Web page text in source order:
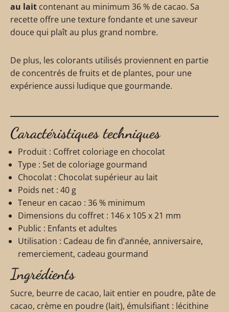
au lait contenant au minimum 36 % de cacao. Sa
recette offre une texture fondante et une saveur
douce qui plaît au plus grand nombre.
De plus, les colorants utilisés proviennent en partie
de concentrés de fruits et de plantes, pour une
expérience aussi ludique que gourmande.
Caractéristiques techniques
Produit : Coffret coloriage en chocolat
Type : Set de coloriage gourmand
Chocolat : Chocolat supérieur au lait
Poids net : 40 g
Teneur en cacao : 36 % minimum
Dimensions du coffret : 146 x 105 x 21 mm
Public : Enfants et adultes
Utilisation : Cadeau de fin d’année, anniversaire,
remerciement, cadeau gourmand
Ingrédients
Sucre, beurre de cacao, lait entier en poudre, pâte de
cacao, crème en poudre (lait), émulsifiant : lécithine